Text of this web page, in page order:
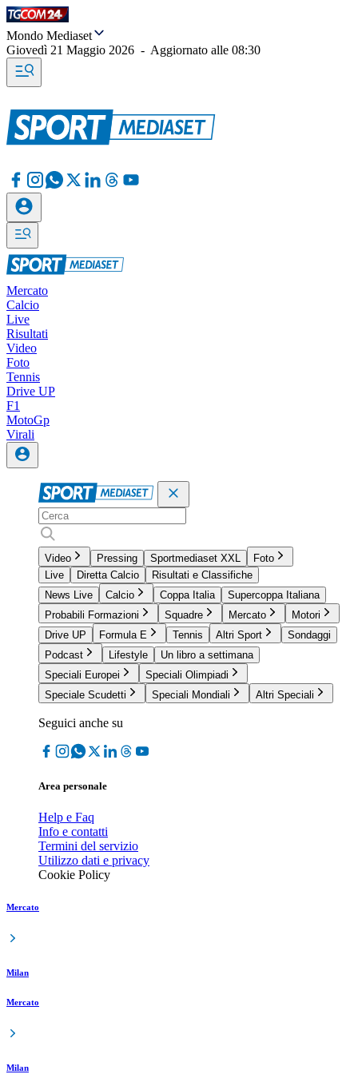
Mondo Mediaset
Giovedì 21 Maggio 2026 - Aggiornato alle 08:30
Mercato
Calcio
Live
Risultati
Video
Foto
Tennis
Drive UP
F1
MotoGp
Virali
Video Pressing Sportmediaset XXL
Foto
Live
Diretta Calcio
Risultati e Classifiche
News Live
Calcio Coppa Italia
Supercoppa Italiana
Probabili Formazioni
Squadre Mercato
Motori
Drive UP
Formula E Tennis Altri Sport
Sondaggi
Podcast
Lifestyle
Un libro a settimana
Speciali Europei
Speciali Olimpiadi
Speciale Scudetti
Speciali Mondiali Altri Speciali
Seguici anche su
Area personale
Help e Faq
Info e contatti
Termini del servizio
Utilizzo dati e privacy
Cookie Policy
Mercato
Milan
Mercato
Milan